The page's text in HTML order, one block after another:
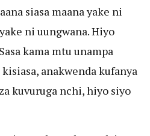
siasa maana yake ni
ni uungwana. Hiyo
kama mtu unampa
anakwenda kufanya
kuvuruga nchi, hiyo siyo